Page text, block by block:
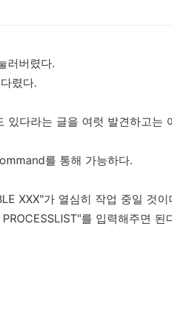
러버렸다.
렸다.
있다라는 글을 여럿 발견하고는
를 통해 가능하다.
XXX"가 열심히 작업 중일 것이
를 입력해주면 된